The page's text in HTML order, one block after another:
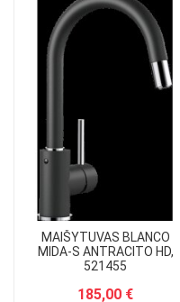
MAIŠYTUVAS BLANCO
MIDA-S ANTRACITO HD,
521455
185,00 €